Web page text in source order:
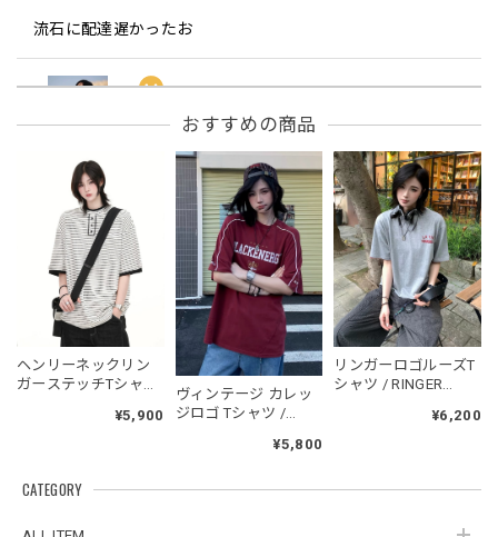
CATEGORY
流石に配達遅かったお
レッド/L
2026/05/30
フーデッドスタジアムジャンバー / Hooded Stadium Jumper
ブラック/L
2026/05/28
NCLLW オリジナルドッグタグネックレス / NCLLW Original Dog Tag Necklace
2026/05/27
スタンドカラーレトロジャケット / Stand Collar Retro Jacket
おすすめの商品
ヘンリーネックリン
ガーステッチTシャツ
¥5,900
ヴィンテージ カレッ
ジロゴ Tシャツ /
¥5,800
リンガーロゴルーズT
シャツ / RINGER
¥6,200